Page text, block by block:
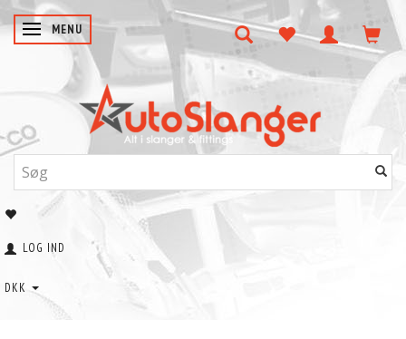
SKIFTE NAVIGATION
MENU
LOG IND
DKK